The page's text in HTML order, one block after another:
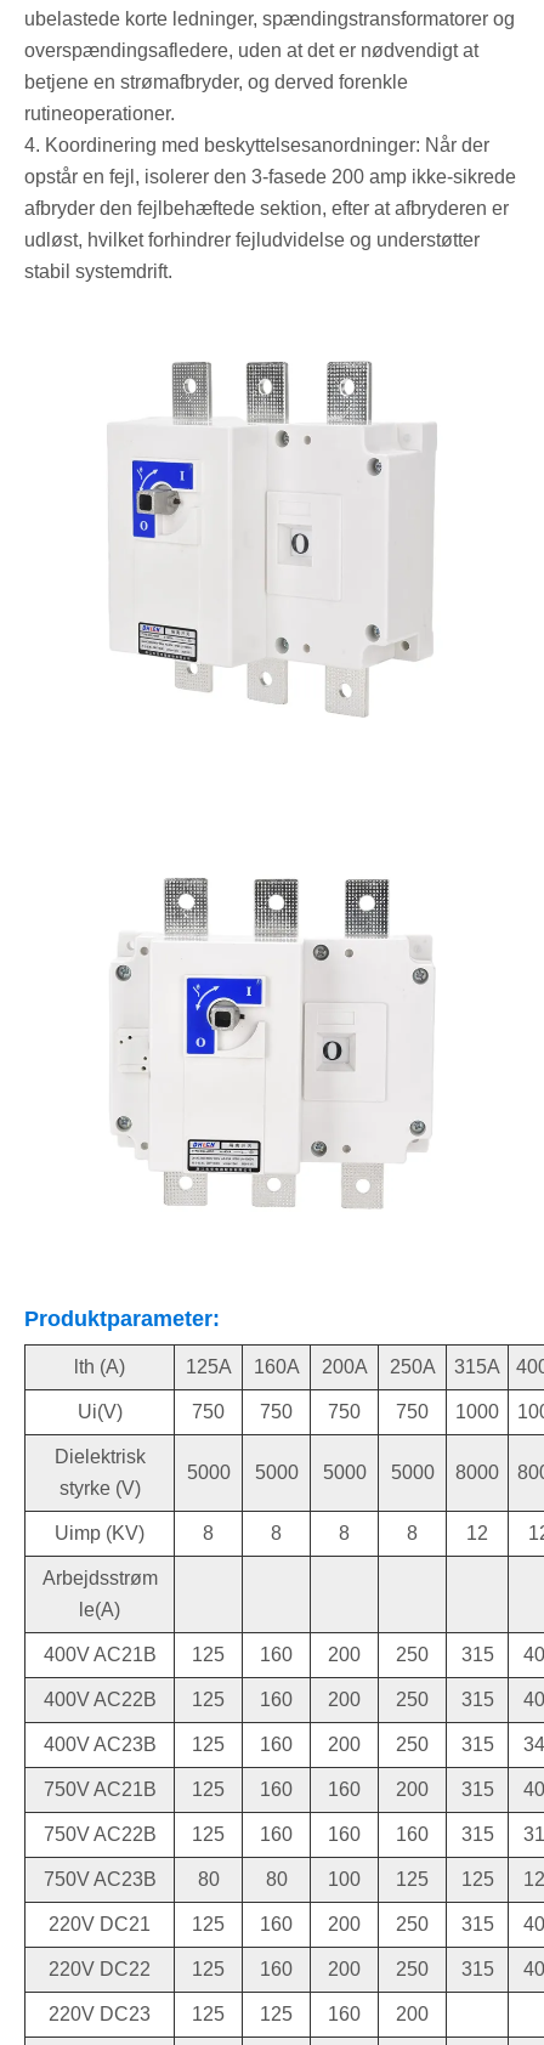
ubelastede korte ledninger, spændingstransformatorer og
overspændingsafledere, uden at det er nødvendigt at
betjene en strømafbryder, og derved forenkle
rutineoperationer.
4. Koordinering med beskyttelsesanordninger: Når der
opstår en fejl, isolerer den 3-fasede 200 amp ikke-sikrede
afbryder den fejlbehæftede sektion, efter at afbryderen er
udløst, hvilket forhindrer fejludvidelse og understøtter
stabil systemdrift.
Produktparameter:
lth (A) 125A 160A 200A 250A 315A
Ui(V) 750 750 750 750 1000
Dielektrisk
styrke (V)
5000 5000 5000 5000 8000
Uimp (KV) 8 8 8 8 12
Arbejdsstrøm
le(A)
400V AC21B 125 160 200 250 315
400V AC22B 125 160 200 250 315
400V AC23B 125 160 200 250 315
750V AC21B 125 160 160 200 315
750V AC22B 125 160 160 160 315
750V AC23B 80 80 100 125 125
220V DC21 125 160 200 250 315
220V DC22 125 160 200 250 315
220V DC23 125 125 160 200